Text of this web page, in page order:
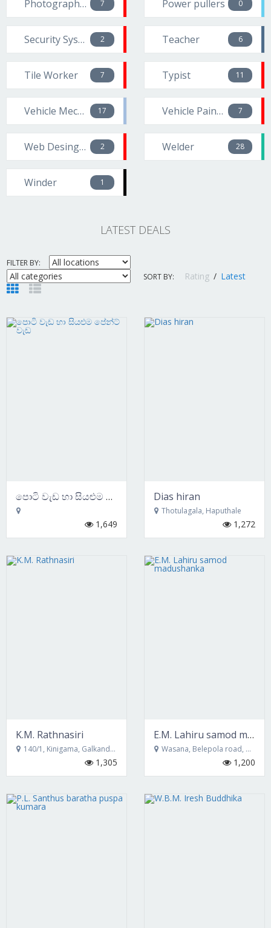
Photographer 7 Power pullers 0
Security System 2 Teacher 6
Tile Worker 7 Typist 11
Vehicle Mechanics 17 Vehicle Painter 7
Web Desingners 2 Welder 28
Winder 1
LATEST DEALS
FILTER BY:
SORT BY:
Rating / Latest
පොටි වැඩ හා සියළුම පේන්ට් වැඩ
1,649
Dias hiran
Thotulagala, Haputhale
1,272
K.M. Rathnasiri
140/1, Kinigama, Galkanda, bandarawela
1,305
E.M. Lahiru samod madushanka
Wasana, Belepola road, Mirahawatta
1,200